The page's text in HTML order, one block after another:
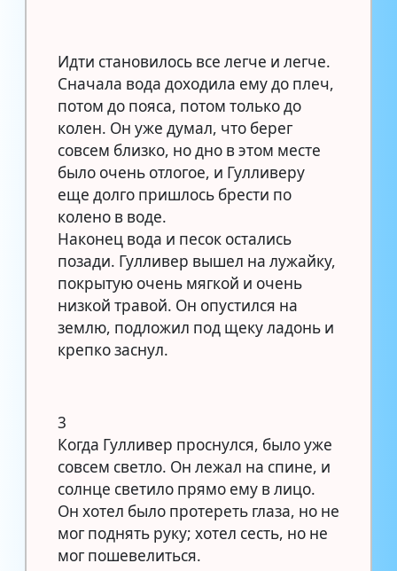
Идти становилось все легче и легче.
Сначала вода доходила ему до плеч,
потом до пояса, потом только до
колен. Он уже думал, что берег
совсем близко, но дно в этом месте
было очень отлогое, и Гулливеру
еще долго пришлось брести по
колено в воде.
Наконец вода и песок остались
позади. Гулливер вышел на лужайку,
покрытую очень мягкой и очень
низкой травой. Он опустился на
землю, подложил под щеку ладонь и
крепко заснул.
3
Когда Гулливер проснулся, было уже
совсем светло. Он лежал на спине, и
солнце светило прямо ему в лицо.
Он хотел было протереть глаза, но не
мог поднять руку; хотел сесть, но не
мог пошевелиться.